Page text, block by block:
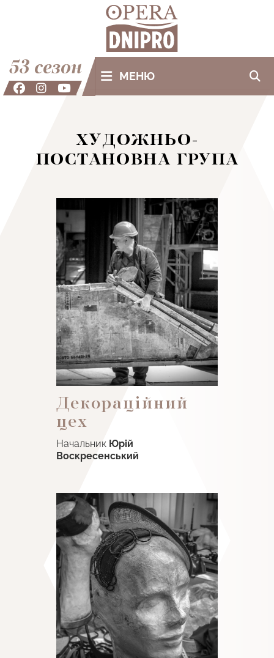
53 сезон МЕНЮ
ХУДОЖНЬО-
ПОСТАНОВНА ГРУПА
Декораційний
цех
НачальникЮрій
Воскресенський